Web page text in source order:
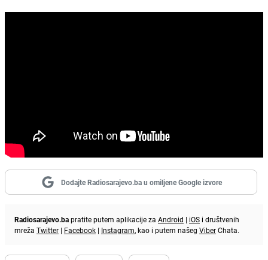
Dodajte Radiosarajevo.ba u omiljene Google izvore
Radiosarajevo.bapratite putem aplikacije za Android | iOS i društvenih
mreža Twitter | Facebook | Instagram, kao i putem našeg ViberChata.